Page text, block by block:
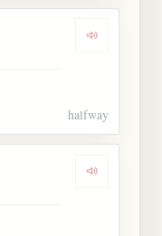
Dengarkan
halfway
Dengarkan